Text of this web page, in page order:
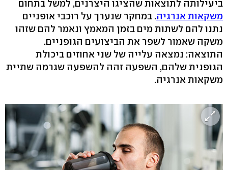
ביעילותה לתוצאות שהציגו היצרנים, למשל בתחום
משקאות אנרגיה. במחקר שנערך על רוכבי אופניים
נתנו להם לשתות מים בזמן המאמץ ונאמר להם שזהו
משקה שאמור לשפר את הביצועים הגופניים.
התוצאה: נמצאה עלייה של שני אחוזים ביכולת
הגופנית שלהם, השפעה זהה להשפעה שגרמה שתיית
משקאות אנרגיה.